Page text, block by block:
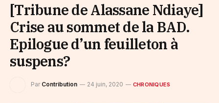
[Tribune de Alassane Ndiaye]
Crise au sommet de la BAD.
Epilogue d’un feuilleton à
suspens?
Par Contribution 24 juin, 2020 CHRONIQUES